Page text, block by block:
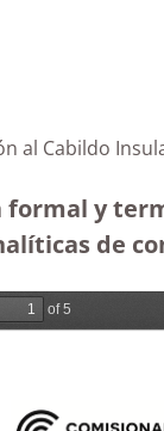
al Cabildo
y
de